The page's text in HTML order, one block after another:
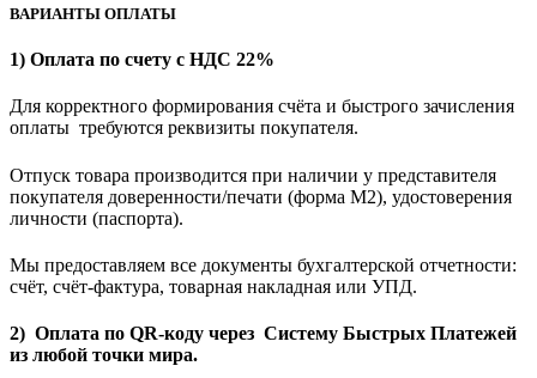
ВАРИАНТЫ ОПЛАТЫ
1) Оплата по счету с НДС 22%
Для корректного формирования счёта и быстрого зачисления
оплаты требуются реквизиты покупателя.
Отпуск товара производится при наличии у представителя
покупателя доверенности/печати (форма M2), удостоверения
личности (паспорта).
Мы предоставляем все документы бухгалтерской отчетности:
счёт, счёт-фактура, товарная накладная или УПД.
2) Оплата по QR-коду через Систему Быстрых Платежей
из любой точки мира.